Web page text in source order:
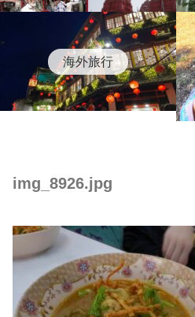
海外旅行
img_8926.jpg